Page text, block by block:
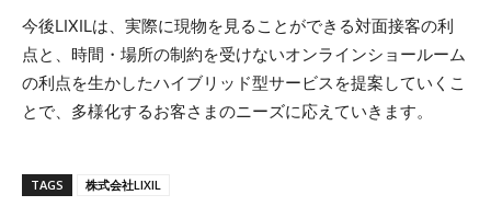
今後LIXILは、実際に現物を見ることができる対面接客の利
点と、時間・場所の制約を受けないオンラインショールーム
の利点を生かしたハイブリッド型サービスを提案していくこ
とで、多様化するお客さまのニーズに応えていきます。
TAGS 株式会社LIXIL